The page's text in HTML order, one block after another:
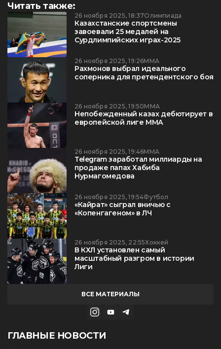
Читать также:
26 ноября 2025, 18:37Олимпиада
Казахстанские спортсмены
завоевали 25 медалей на
Сурдлимпийских играх-2025
26 ноября 2025, 19:26ММА
Рахмонов выбрал идеального
соперника для претендентского боя
26 ноября 2025, 19:50ММА
Непобежденный казах дебютирует в
европейской лиге ММА
26 ноября 2025, 19:46ММА
Telegram заработал миллиарды на
продаже папах Хабиба
Нурмагомедова
26 ноября 2025, 19:54Футбол
«Кайрат» сыграл вничью с
«Копенгагеном» в ЛЧ
26 ноября 2025, 22:55Хоккей
В КХЛ установлен самый
масштабный разгром в истории
Лиги
ВСЕ МАТЕРИАЛЫ
ГЛАВНЫЕ НОВОСТИ